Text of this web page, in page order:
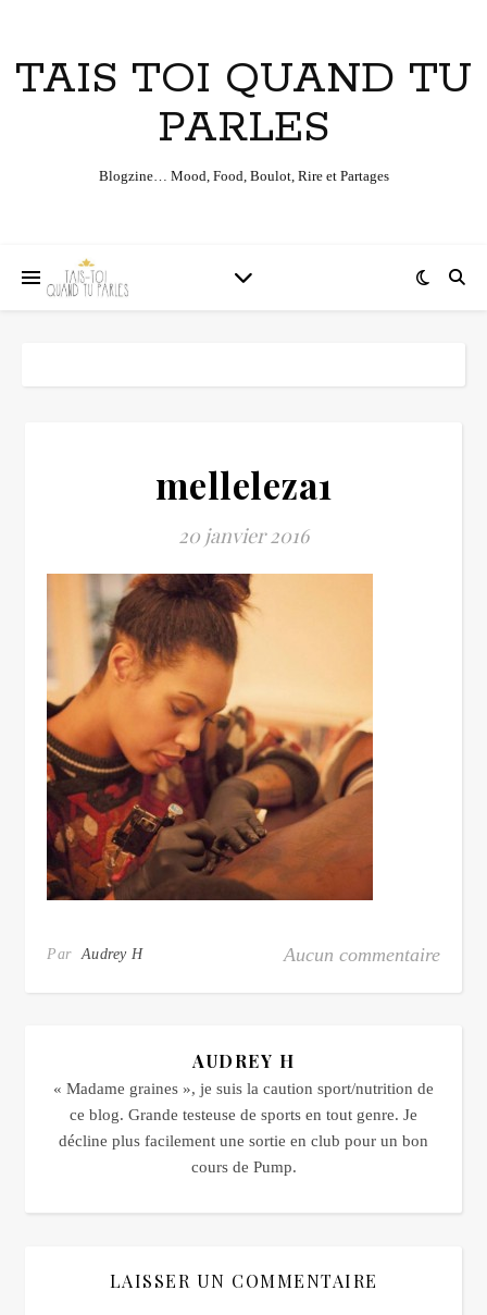
TAIS TOI QUAND TU
PARLES
Blogzine… Mood, Food, Boulot, Rire et Partages
melleleza1
20 janvier 2016
ParAudrey H Aucun commentaire
AUDREY H
« Madame graines », je suis la caution sport/nutrition de
ce blog. Grande testeuse de sports en tout genre. Je
décline plus facilement une sortie en club pour un bon
cours de Pump.
LAISSER UN COMMENTAIRE